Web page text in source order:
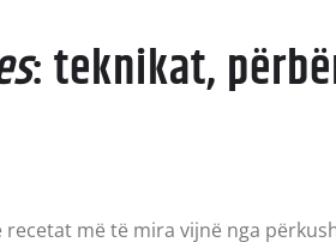
: teknikat,
më të mira vijnë nga